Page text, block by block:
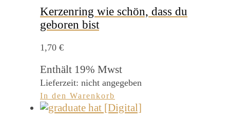
Kerzenring wie schön, dass du
geboren bist
1,70 €
Enthält 19% Mwst
Lieferzeit: nicht angegeben
In den Warenkorb